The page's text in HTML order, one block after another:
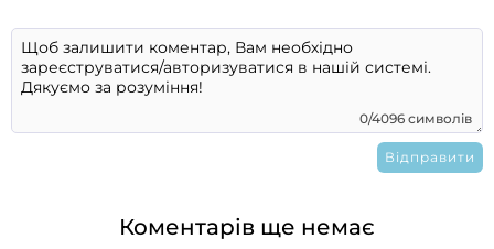
0/4096 символів
Коментарів ще немає